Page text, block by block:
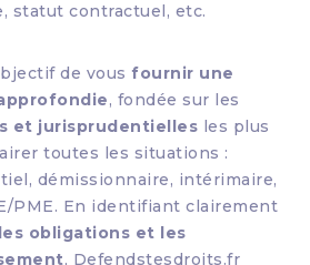
statut contractuel, etc.
de vous fournir une
, fondée sur les
et jurisprudentielles les plus
toutes les situations :
démissionnaire, intérimaire,
PME. En identifiant clairement
obligations et les
, Defendstesdroits.fr